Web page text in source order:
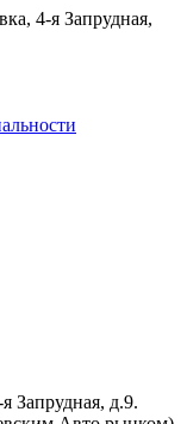
4-я Запрудная,
Запрудная, д.9.